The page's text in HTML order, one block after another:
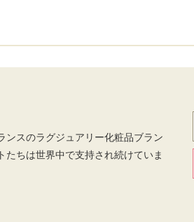
ンスのラグジュアリー化粧品ブラン
たちは世界中で支持され続けていま